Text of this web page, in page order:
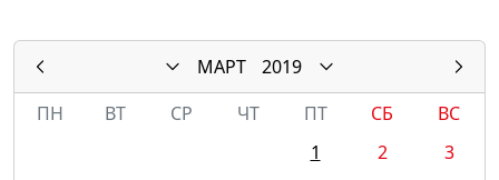
МАРТ
2019
ПН
ВТ СР ЧТ ПТ СБ
ВС
1
2
3